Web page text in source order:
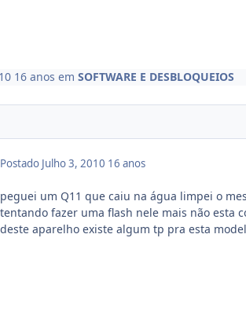
16 anos em SOFTWARE E DESBLOQUEIOS
Postado Julho 3, 2010 16 anos
peguei um Q11 que caiu na água limpei o
tentando fazer uma flash nele mais não esta
deste aparelho existe algum tp pra esta modelo